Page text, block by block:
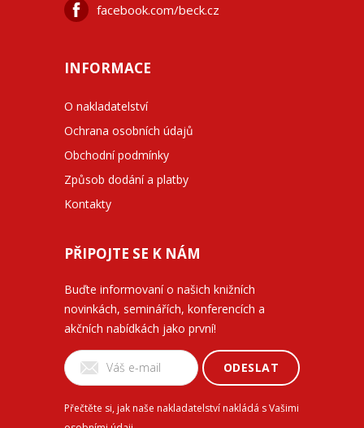
facebook.com/beck.cz
INFORMACE
O nakladatelství
Ochrana osobních údajů
Obchodní podmínky
Způsob dodání a platby
Kontakty
PŘIPOJTE SE K NÁM
Buďte informovaní o našich knižních
novinkách, seminářích, konferencích a
akčních nabídkách jako první!
ODESLAT
Přečtěte si, jak naše nakladatelství nakládá s Vašimi